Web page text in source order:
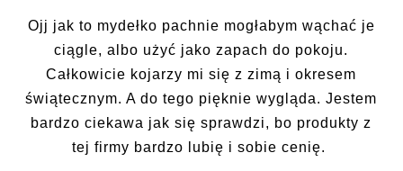
Ojj jak to mydełko pachnie mogłabym wąchać je
ciągle, albo użyć jako zapach do pokoju.
Całkowicie kojarzy mi się z zimą i okresem
świątecznym. A do tego pięknie wygląda. Jestem
bardzo ciekawa jak się sprawdzi, bo produkty z
tej firmy bardzo lubię i sobie cenię.